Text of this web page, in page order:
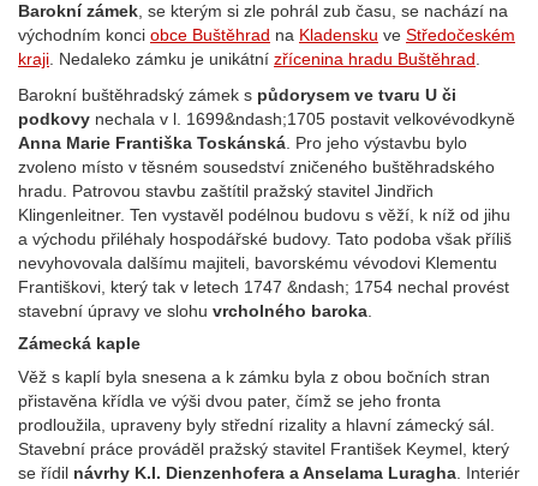
Barokní zámek , se kterým si zle pohrál zub času, se nachází na
východním konci obce Buštěhrad na Kladensku ve Středočeském
kraji . Nedaleko zámku je unikátní zřícenina hradu Buštěhrad
Barokní buštěhradský zámek s půdorysem ve tvaru U či
podkovy nechala v l. 1699&ndash;1705 postavit velkovévodkyně
Anna Marie Františka Toskánská . Pro jeho výstavbu bylo
zvoleno místo v těsném sousedství zničeného buštěhradského
hradu. Patrovou stavbu zaštítil pražský stavitel Jindřich
Klingenleitner. Ten vystavěl podélnou budovu s věží, k níž od jihu
a východu přiléhaly hospodářské budovy. Tato podoba však příliš
nevyhovovala dalšímu majiteli, bavorskému vévodovi Klementu
Františkovi, který tak v letech 1747 &ndash; 1754 nechal provést
stavební úpravy ve slohu vrcholného baroka
Zámecká kaple
Věž s kaplí byla snesena a k zámku byla z obou bočních stran
přistavěna křídla ve výši dvou pater, čímž se jeho fronta
prodloužila, upraveny byly střední rizality a hlavní zámecký sál.
Stavební práce prováděl pražský stavitel František Keymel, který
se řídil návrhy K.I. Dienzenhofera a Anselama Luragha . Interiér